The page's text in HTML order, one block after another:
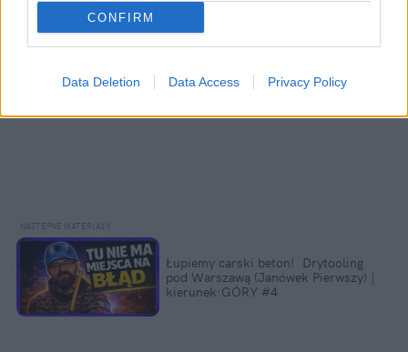
CONFIRM
Data Deletion Data Access Privacy Policy
Łupiemy carski beton!  Drytooling
pod Warszawą (Janówek Pierwszy) |
kierunek:GÓRY #4